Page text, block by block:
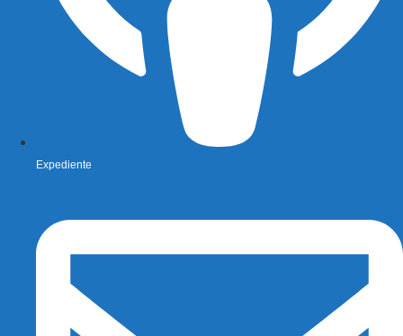
Expediente